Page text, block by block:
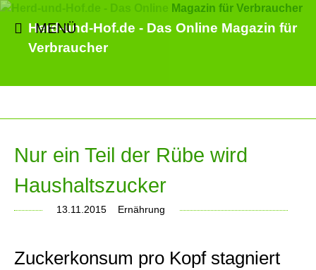
Herd-und-Hof.de - Das Online Magazin für
Verbraucher
MENÜ
Nur ein Teil der Rübe wird
Haushaltszucker
13.11.2015 Ernährung
Zuckerkonsum pro Kopf stagniert